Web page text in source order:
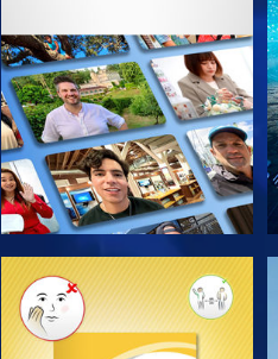
UTFORSKA SERIEN